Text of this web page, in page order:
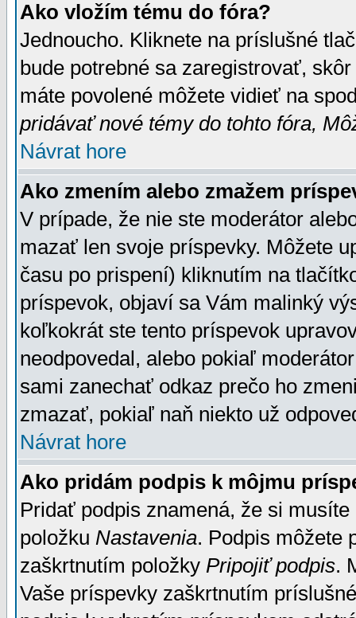
Ako vložím tému do fóra?
Jednoucho. Kliknete na príslušné
bude potrebné sa zaregistrovať,
máte povolené môžete vidieť na
pridávať nové témy do tohto fóra,
Návrat hore
Ako zmením alebo zmažem
V prípade, že nie ste moderátor
mazať len svoje príspevky. Môžete
času po prispení) kliknutím na
príspevok, objaví sa Vám malinký
koľkokrát ste tento príspevok
neodpovedal, alebo pokiaľ
sami zanechať odkaz prečo ho
zmazať, pokiaľ naň niekto už
Návrat hore
Ako pridám podpis k môjmu
Pridať podpis znamená, že si
položku Nastavenia. Podpis môžete
zaškrtnutím položky Pripojiť podpis.
Vaše príspevky zaškrtnutím